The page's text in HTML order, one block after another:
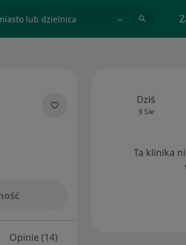
Opinie (14)
Dziś
9 Sie
Ta klinika